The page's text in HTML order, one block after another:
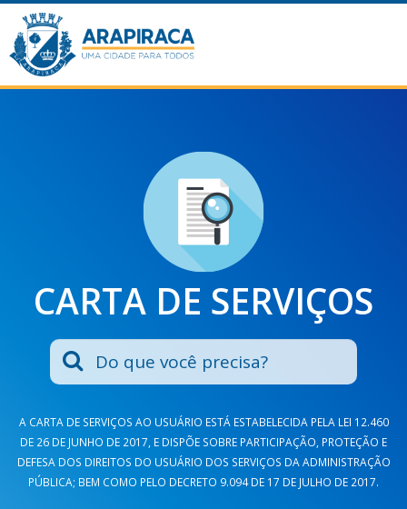
CARTA DE SERVIÇOS
A CARTA DE SERVIÇOS AO USUÁRIO ESTÁ ESTABELECIDA PELA LEI 12.460
DE 26 DE JUNHO DE 2017, E DISPÕE SOBRE PARTICIPAÇÃO, PROTEÇÃO E
DEFESA DOS DIREITOS DO USUÁRIO DOS SERVIÇOS DA ADMINISTRAÇÃO
PÚBLICA; BEM COMO PELO DECRETO 9.094 DE 17 DE JULHO DE 2017.